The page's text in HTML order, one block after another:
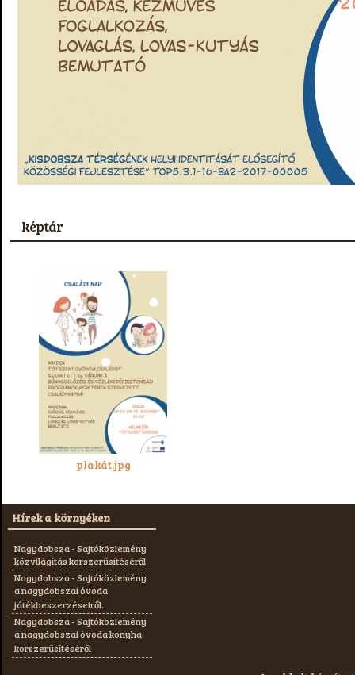
képtár
plakát.jpg
Hírek a környéken
Nagydobsza - Sajtóközlemény
közvilágítás korszerűsítéséről
Nagydobsza - Sajtóközlemény
a nagydobszai óvoda
játékbeszerzéseiről.
Nagydobsza - Sajtóközlemény
a nagydobszai óvoda konyha
korszerűsítéséről